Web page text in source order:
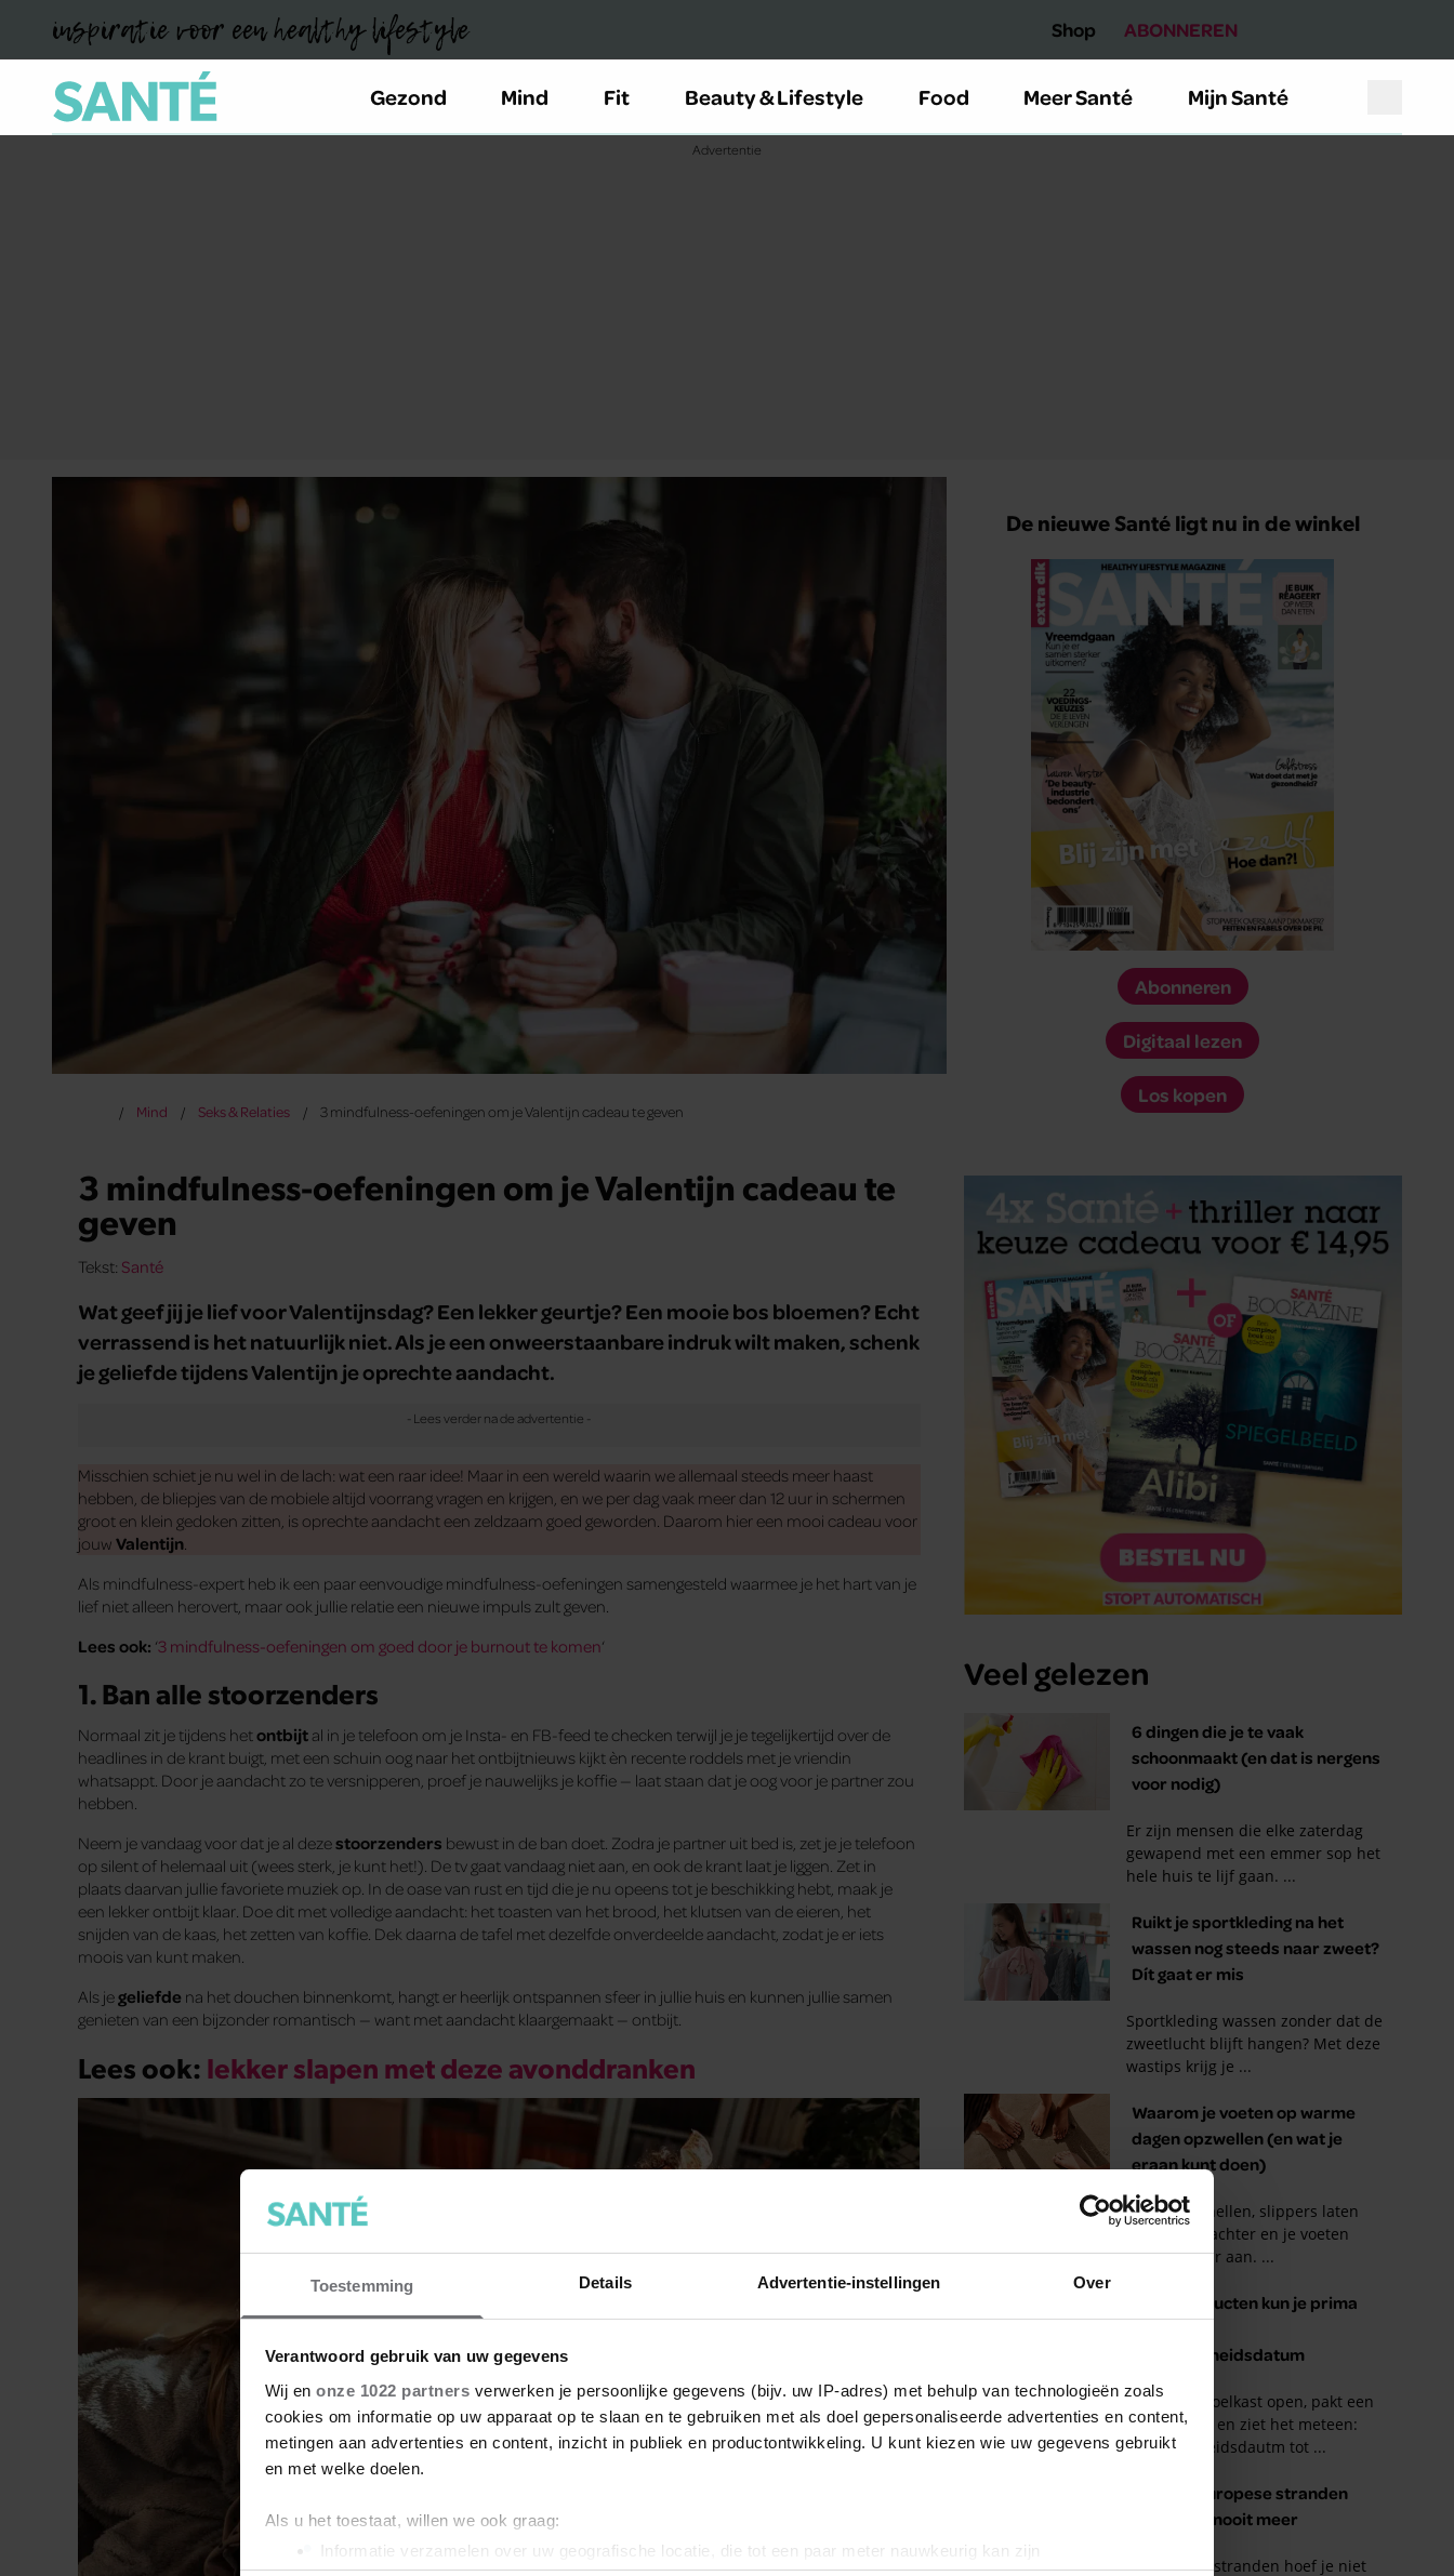
Toestemming Details Advertentie-instellingen Over
Verantwoord gebruik van uw gegevens
Wij en onze 1022 partners verwerken je persoonlijke gegevens (bijv. uw IP-adres) met behulp van technologieën zoals
cookies om informatie op uw apparaat op te slaan en te gebruiken met als doel gepersonaliseerde advertenties en content,
metingen aan advertenties en content, inzicht in publiek en productontwikkeling. U kunt kiezen wie uw gegevens gebruikt
en met welke doelen.
Als u het toestaat, willen we ook graag:
Informatie verzamelen over uw geografische locatie, die tot een paar meter nauwkeurig kan zijn
inspiratie voor een healthy lifestyle Shop ABONNEREN
Gezond Mind Fit Beauty & Lifestyle Food Meer Santé Mijn Santé
Mind Seks & Relaties 3 mindfulness-oefeningen om je Valentijn cadeau te geven
3 mindfulness-oefeningen om je Valentijn cadeau te
geven
Tekst: Santé
Wat geef jij je lief voor Valentijnsdag? Een lekker geurtje? Een mooie bos bloemen? Echt
verrassend is het natuurlijk niet. Als je een onweerstaanbare indruk wilt maken, schenk
je geliefde tijdens Valentijn je oprechte aandacht.
Misschien schiet je nu wel in de lach: wat een raar idee! Maar in een wereld waarin we allemaal steeds meer haast
hebben, de bliepjes van de mobiele altijd voorrang vragen en krijgen, en we per dag vaak meer dan 12 uur in schermen
groot en klein gedoken zitten, is oprechte aandacht een zeldzaam goed geworden. Daarom hier een mooi cadeau voor
jouw Valentijn.
Als mindfulness-expert heb ik een paar eenvoudige mindfulness-oefeningen samengesteld waarmee je het hart van je
lief niet alleen herovert, maar ook jullie relatie een nieuwe impuls zult geven.
Lees ook: ‘3 mindfulness-oefeningen om goed door je burnout te komen‘
1. Ban alle stoorzenders
Normaal zit je tijdens hetontbijt al in je telefoon om je Insta- en FB-feed te checken terwijl je je tegelijkertijd over de
headlines in de krant buigt, met een schuin oog naar het ontbijtnieuws kijkt èn recente roddels met je vriendin
whatsappt. Door je aandacht zo te versnipperen, proef je nauwelijks je koffie — laat staan dat je oog voor je partner zou
hebben.
Neem je vandaag voor dat je al dezestoorzenders bewust in de ban doet. Zodra je partner uit bed is, zet je je telefoon
op silent of helemaal uit (wees sterk, je kunt het!). De tv gaat vandaag niet aan, en ook de krant laat je liggen. Zet in
plaats daarvan jullie favoriete muziek op. In de oase van rust en tijd die je nu opeens tot je beschikking hebt, maak je
een lekker ontbijt klaar. Doe dit met volledige aandacht: het toasten van het brood, het klutsen van de eieren, het
snijden van de kaas, het zetten van koffie. Dek daarna de tafel met dezelfde onverdeelde aandacht, zodat je er iets
moois van kunt maken.
Als jegeliefde na het douchen binnenkomt, hangt er heerlijk ontspannen sfeer in jullie huis en kunnen jullie samen
genieten van een bijzonder romantisch — want met aandacht klaargemaakt — ontbijt.
Lees ook: lekker slapen met deze avonddranken
De nieuwe Santé ligt nu in de winkel
Abonneren
Digitaal lezen
Los kopen